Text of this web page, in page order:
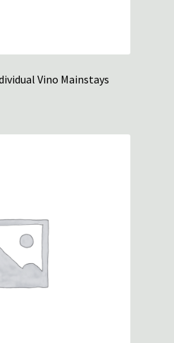
Vino Mainstays